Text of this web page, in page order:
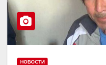
НОВОСТИ